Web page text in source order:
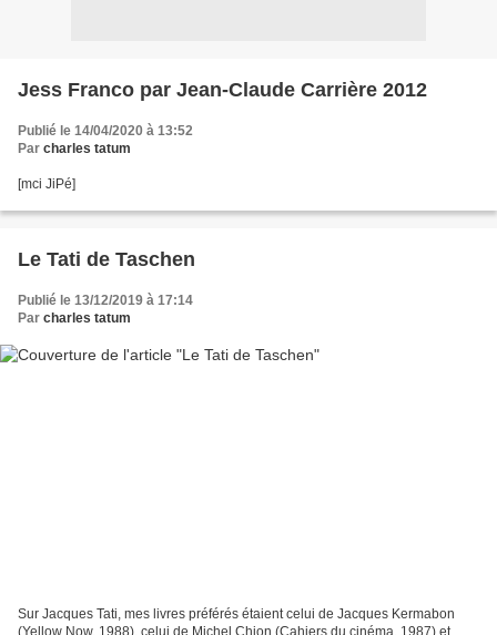
Jess Franco par Jean-Claude Carrière 2012
Publié le 14/04/2020 à 13:52
Par charles tatum
[mci JiPé]
Le Tati de Taschen
Publié le 13/12/2019 à 17:14
Par charles tatum
Sur Jacques Tati, mes livres préférés étaient celui de Jacques Kermabon
(Yellow Now, 1988), celui de Michel Chion (Cahiers du cinéma, 1987) et